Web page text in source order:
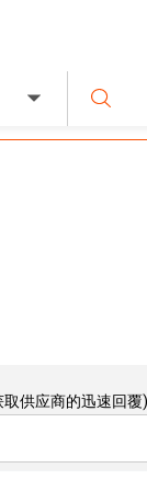
供应商的迅速回覆)